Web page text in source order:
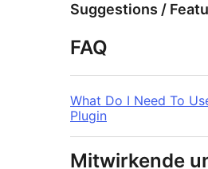
Suggestions /
FAQ
What Do I Need To
Plugin
Mitwirkende